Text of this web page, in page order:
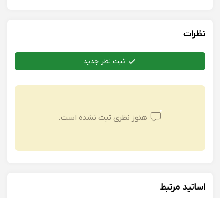
نظرات
ثبت نظر جدید
هنوز نظری ثبت نشده است.
اساتید مرتبط